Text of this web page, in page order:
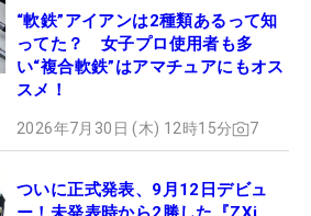
“軟鉄”アイアンは2種類あるって知
ってた？ 女子プロ使用者も多
い“複合軟鉄”はアマチュアにもオス
スメ！
2026年7月30日 (木) 12時15分 7
ついに正式発表、9月12日デビュ